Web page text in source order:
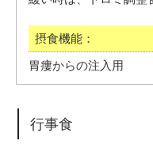
胃瘻からの注入用
行事食